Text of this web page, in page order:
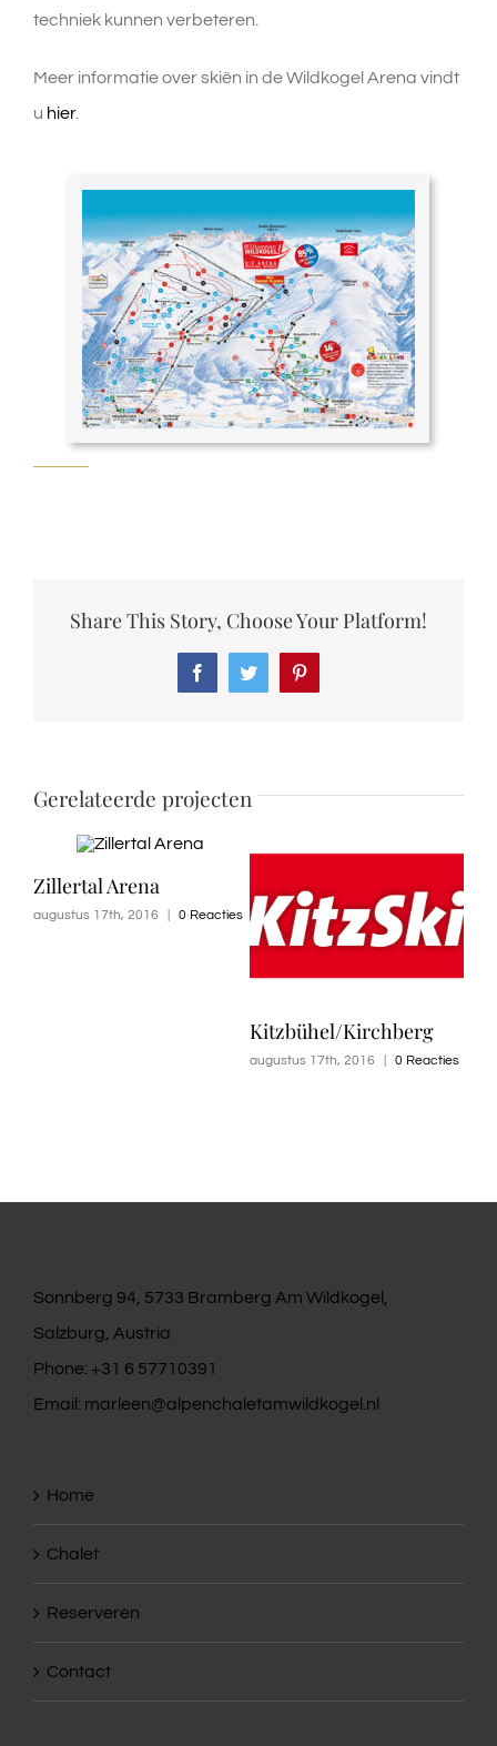
techniek kunnen verbeteren.
Meer informatie over skiën in de Wildkogel Arena vindt
u hier.
Share This Story, Choose Your Platform!
FacebookTwitter
Gerelateerde projecten
Zillertal Arena
augustus 17th, 2016 0 Reacties
Kitzbühel/Kirchberg
augustus 17th, 2016 0 Reacties
Sonnberg 94, 5733 Bramberg Am Wildkogel,
Salzburg, Austria
Phone: +31 6 57710391
Email: marleen@alpenchaletamwildkogel.nl
Home
Chalet
Reserveren
Contact